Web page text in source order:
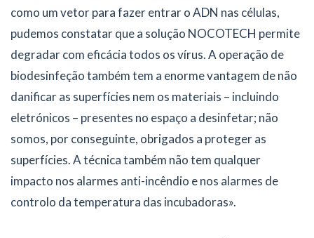
como um vetor para fazer entrar o ADN nas células,
pudemos constatar que a solução NOCOTECH permite
degradar com eficácia todos os vírus. A operação de
biodesinfeção também tem a enorme vantagem de não
danificar as superfícies nem os materiais – incluindo
eletrónicos – presentes no espaço a desinfetar; não
somos, por conseguinte, obrigados a proteger as
superfícies. A técnica também não tem qualquer
impacto nos alarmes anti-incêndio e nos alarmes de
controlo da temperatura das incubadoras».